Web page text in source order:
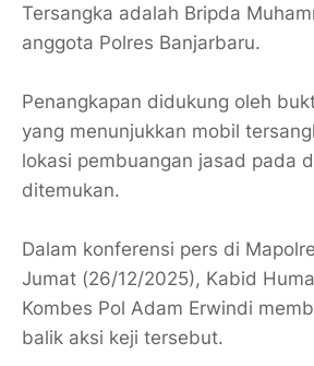
Tersangka adalah Bripda
anggota Polres Banjarbaru.
Penangkapan didukung oleh
yang menunjukkan mobil
lokasi pembuangan jasad pada
ditemukan.
Dalam konferensi pers di
Jumat (26/12/2025), Kabid
Kombes Pol Adam Erwindi
balik aksi keji tersebut.